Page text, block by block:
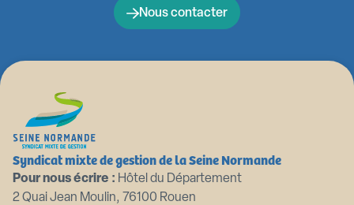
Nous contacter
Syndicat mixte de gestion de la Seine Normande
Pour nous écrire : Hôtel du Département
2 Quai Jean Moulin, 76100 Rouen